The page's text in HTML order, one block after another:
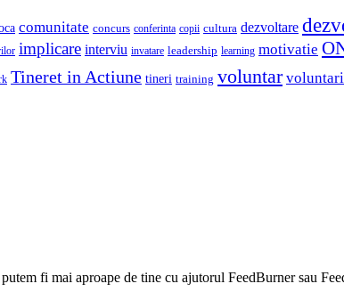
comunitate concurs conferinta copii cultura dezvoltare
implicare interviu invatare leadership learning motivatie
Tineret in Actiune tineri training voluntar voluntari
fi mai aproape de tine cu ajutorul FeedBurner sau